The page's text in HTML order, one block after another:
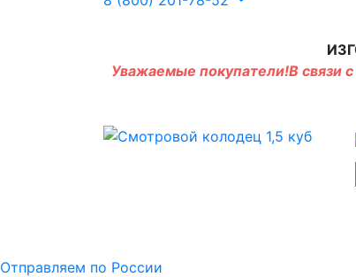
Уважаемые покупатели!В связи
Отправляем по России